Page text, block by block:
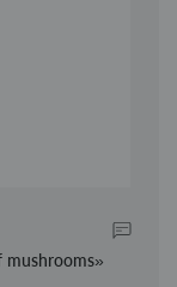
mushrooms»